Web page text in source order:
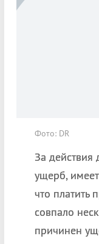
Фото: DR
За действия
ущерб,
что платить
совпало
причинен